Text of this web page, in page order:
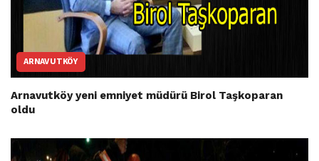
ARNAVUTKÖY
Arnavutköy yeni emniyet müdürü Birol Taşkoparan
oldu